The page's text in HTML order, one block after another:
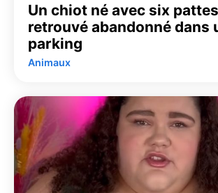
Un chiot né avec six
retrouvé abandonné dans
parking
Animaux